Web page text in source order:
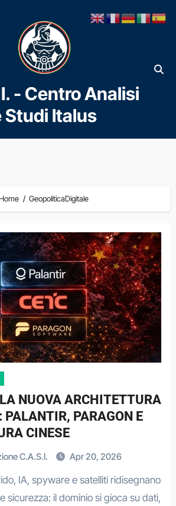
al
contenuto
- Centro Analisi
Studi Italus
GeopoliticaDigitale
NUOVA ARCHITETTURA
PALANTIR, PARAGON E
CINESE
C.A.S.I. Apr 20, 2026
IA, spyware e satelliti ridisegnano
sicurezza: il dominio si gioca su dati,